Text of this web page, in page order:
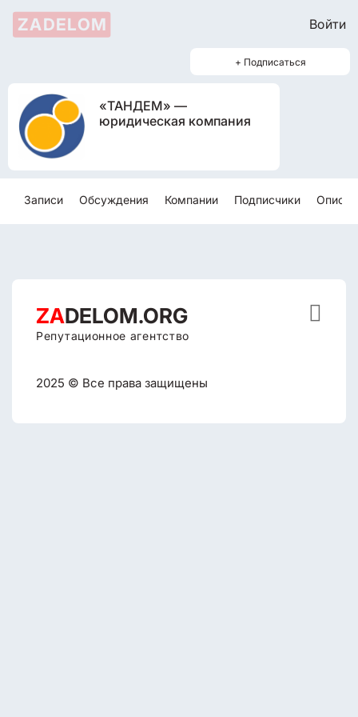
ZADELOM Войти
+ Подписаться
«ТАНДЕМ» —
юридическая компания
Записи Обсуждения Компании Подписчики
ZADELOM.ORG
Репутационное агентство
2025 © Все права защищены
